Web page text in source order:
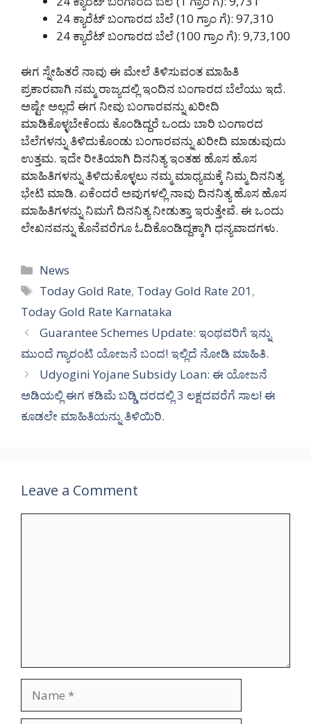
24 ಕ್ಯಾರೆಟ್ ಬಂಗಾರದ ಬೆಲೆ (10 ಗ್ರಾಂ ಗೆ): 97,310
24 ಕ್ಯಾರೆಟ್ ಬಂಗಾರದ ಬೆಲೆ (100 ಗ್ರಾಂ ಗೆ): 9,73,100
ಈಗ ಸ್ನೇಹಿತರೆ ನಾವು ಈ ಮೇಲೆ ತಿಳಿಸುವಂತ ಮಾಹಿತಿ
ಪ್ರಕಾರವಾಗಿ ನಮ್ಮ ರಾಜ್ಯದಲ್ಲಿ ಇಂದಿನ ಬಂಗಾರದ ಬೆಲೆಯು ಇದೆ.
ಅಷ್ಟೇ ಅಲ್ಲದೆ ಈಗ ನೀವು ಬಂಗಾರವನ್ನು ಖರೀದಿ
ಮಾಡಿಕೊಳ್ಳಬೇಕೆಂದು ಕೊಂಡಿದ್ದರೆ ಒಂದು ಬಾರಿ ಬಂಗಾರದ
ಬೆಲೆಗಳನ್ನು ತಿಳಿದುಕೊಂಡು ಬಂಗಾರವನ್ನು ಖರೀದಿ ಮಾಡುವುದು
ಉತ್ತಮ. ಇದೇ ರೀತಿಯಾಗಿ ದಿನನಿತ್ಯ ಇಂತಹ ಹೊಸ ಹೊಸ
ಮಾಹಿತಿಗಳನ್ನು ತಿಳಿದುಕೊಳ್ಳಲು ನಮ್ಮ ಮಾಧ್ಯಮಕ್ಕೆ ನಿಮ್ಮ ದಿನನಿತ್ಯ
ಭೇಟಿ ಮಾಡಿ. ಏಕೆಂದರೆ ಅವುಗಳಲ್ಲಿ ನಾವು ದಿನನಿತ್ಯ ಹೊಸ ಹೊಸ
ಮಾಹಿತಿಗಳನ್ನು ನಿಮಗೆ ದಿನನಿತ್ಯ ನೀಡುತ್ತಾ ಇರುತ್ತೇವೆ. ಈ ಒಂದು
ಲೇಖನವನ್ನು ಕೊನೆವರೆಗೂ ಓದಿಕೊಂಡಿದ್ದಕ್ಕಾಗಿ ಧನ್ಯವಾದಗಳು.
Categories
News
Tags
Today Gold Rate, Today Gold Rate 201,
Today Gold Rate Karnataka
Guarantee Schemes Update: ಇಂಥವರಿಗೆ ಇನ್ನು
ಮುಂದೆ ಗ್ಯಾರಂಟಿ ಯೋಜನೆ ಬಂದ! ಇಲ್ಲಿದೆ ನೋಡಿ ಮಾಹಿತಿ.
Udyogini Yojane Subsidy Loan: ಈ ಯೋಜನೆ
ಅಡಿಯಲ್ಲಿ ಈಗ ಕಡಿಮೆ ಬಡ್ಡಿ ದರದಲ್ಲಿ 3 ಲಕ್ಷದವರೆಗೆ ಸಾಲ! ಈ
ಕೂಡಲೇ ಮಾಹಿತಿಯನ್ನು ತಿಳಿಯಿರಿ.
Leave a Comment